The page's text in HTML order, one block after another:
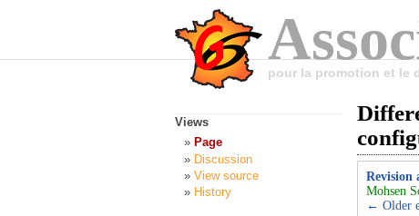
pour la promotion et le
Revision
Mohsen
← Older
Views
Page
Discussion
View source
History